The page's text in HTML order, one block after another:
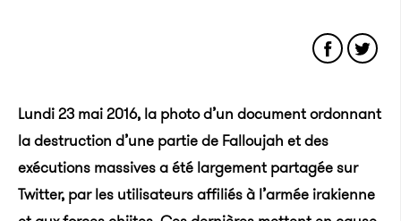
Lundi 23 mai 2016, la photo d’un documentordonnant
la destruction d’une partie de Falloujah et des
exécutions massives a été largement partagée sur
Twitter, par les utilisateurs affiliés à l’armée irakienne